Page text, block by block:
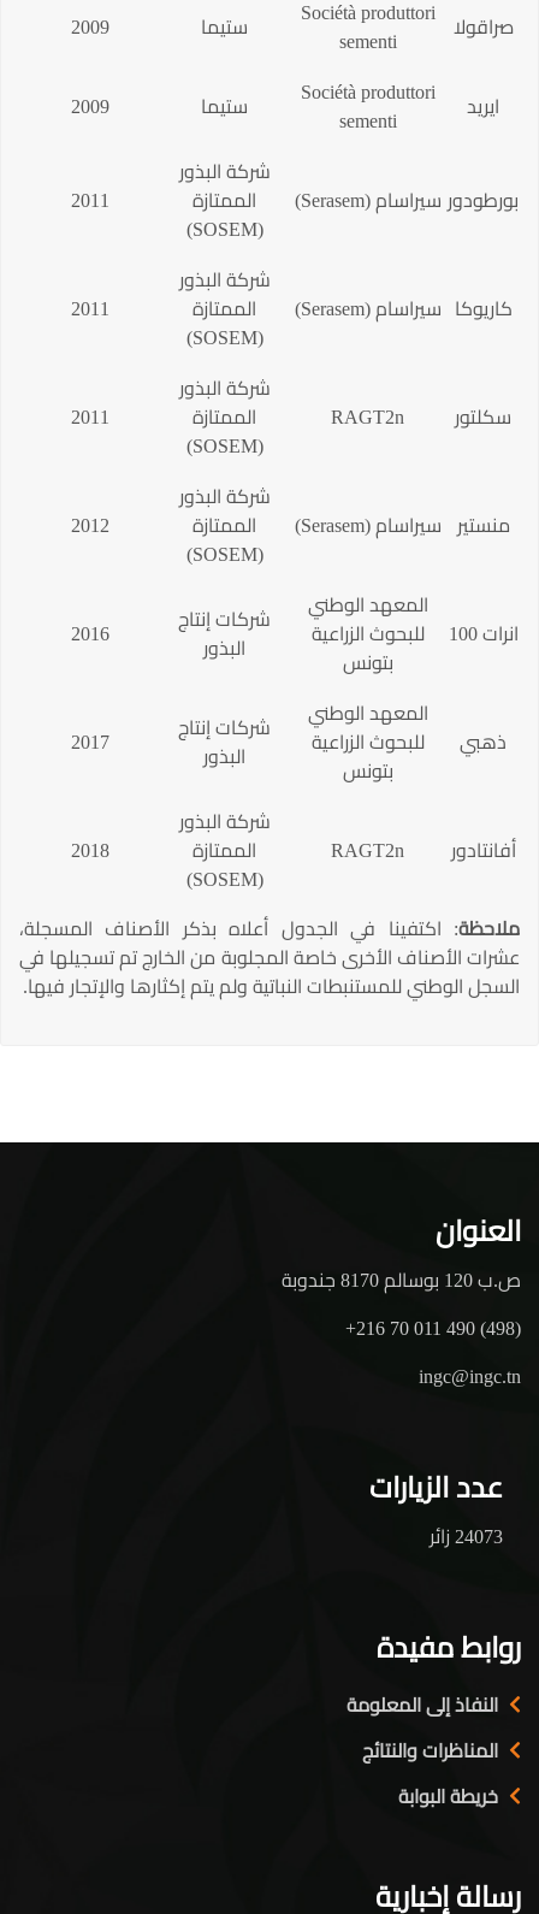
2009 ستيما
Sociétà produttori
sementi
صراقولا
2009 ستيما
Sociétà produttori
sementi
ايريد
2011
شركة البذور
الممتازة
(SOSEM)
سيراسام (Serasem) بورطودور
2011
شركة البذور
الممتازة
(SOSEM)
سيراسام (Serasem) كاريوكا
2011
شركة البذور
الممتازة
(SOSEM)
RAGT2n سكلتور
2012
شركة البذور
الممتازة
(SOSEM)
سيراسام (Serasem) منستير
2016
شركات إنتاج
البذور
المعهد الوطني
للبحوث الزراعية
بتونس
انرات 100
2017
شركات إنتاج
البذور
المعهد الوطني
للبحوث الزراعية
بتونس
ذهبي
2018
شركة البذور
الممتازة
(SOSEM)
RAGT2n أفانتادور
ملاحظة: اكتفينا في الجدول أعلاه بذكر الأصناف المسجلة،
عشرات الأصناف الأخرى خاصة المجلوبة من الخارج تم تسجيلها في
السجل الوطني للمستنبطات النباتية ولم يتم إكثارها والإتجار فيها.
العنوان
ص.ب 120 بوسالم 8170 جندوبة
+216 70 011 490 (498)
ingc@ingc.tn
عدد الزيارات
24073 زائر
روابط مفيدة
النفاذ إلى المعلومة
المناظرات والنتائج
خريطة البوابة
رسالة إخبارية